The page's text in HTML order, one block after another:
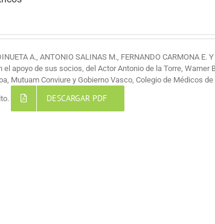
A., ANTONIO SALINAS M., FERNANDO CARMONA E.
apoyo de sus socios, del Actor Antonio de la Torre, Warner
Mutuam Conviure y Gobierno Vasco, Colegio de Médicos
DESCARGAR PDF